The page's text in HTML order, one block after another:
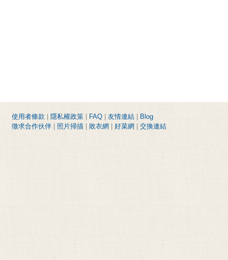
使用者條款 隱私權政策 FAQ 友情連結
Blog
徵求合作伙伴
照片掃描 敗衣網 好菜網 交換連結